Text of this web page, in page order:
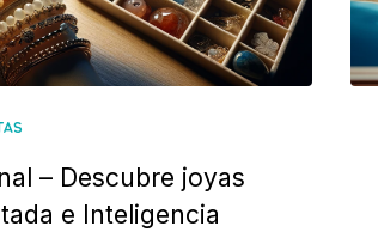
– Descubre joyas
e Inteligencia